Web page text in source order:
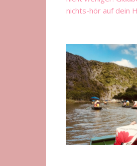
nichts-hör auf dein